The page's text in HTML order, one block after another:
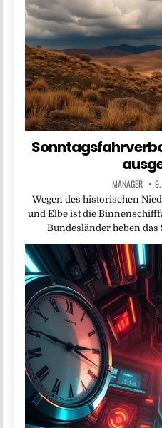
MANAGER
Wegen des historischen
und Elbe ist die
Bundesländer heben